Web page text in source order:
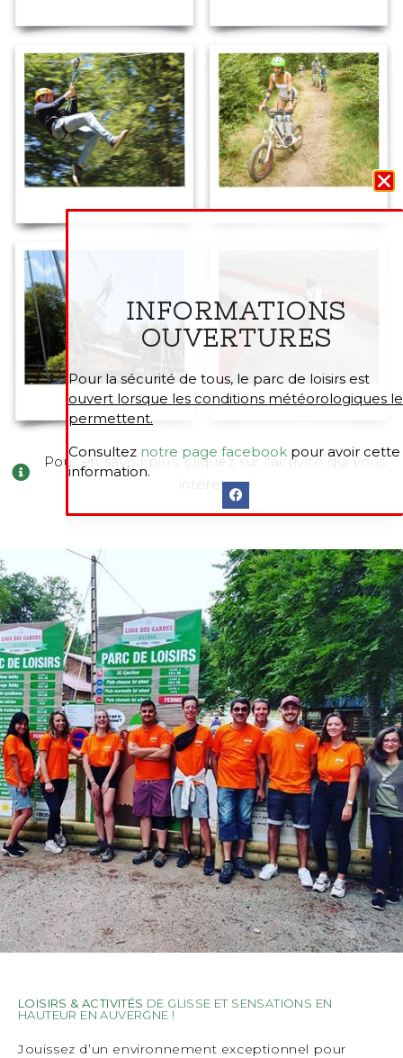
Pour en savoir plus, cliquez sur l'activité qui vous
intéresse !
LOISIRS & ACTIVITÉS DE GLISSE ET SENSATIONS EN
HAUTEUR EN AUVERGNE !
Jouissez d’un environnement exceptionnel pour
INFORMATIONS
OUVERTURES
Pour la sécurité de tous, le parc de loisirs est
ouvert lorsque les conditions météorologiques le
permettent.
Consultez notre page facebook pour avoir cette
information.